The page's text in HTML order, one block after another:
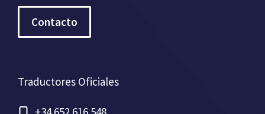
Contacto
Traductores Oficiales